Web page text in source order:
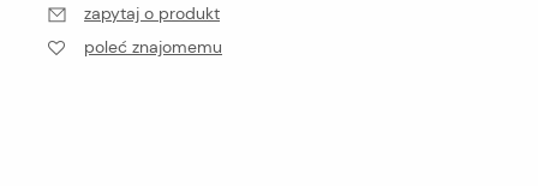
zapytaj o produkt
poleć znajomemu